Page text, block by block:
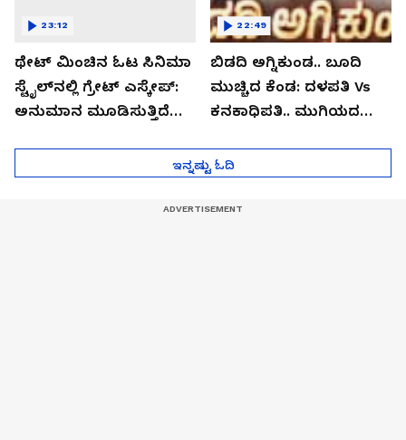
ಥೇಟ್​​ ಮಿಂಚಿನ ಓಟ ಸಿನಿಮಾ
ಸ್ಟೈಲ್​ನಲ್ಲಿ ಗ್ರೇಟ್​​ ಎಸ್ಕೇಪ್:
ಅನುಮಾನ ಮೂಡಿಸುತ್ತಿದೆ
23:12
ಬಿಡದಿ ಅಗ್ನಿಕುಂಡ.. ಬೂದಿ
ಮುಚ್ಚಿದ ಕೆಂಡ: ದಳಪತಿ Vs
ಕನಕಾಧಿಪತಿ.. ಮುಗಿಯದ
22:49
ಇನ್ನಷ್ಟು ಓದಿ